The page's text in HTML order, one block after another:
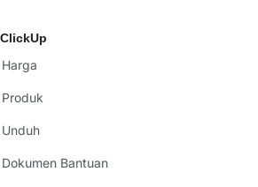
ClickUp
Harga
Produk
Unduh
Dokumen Bantuan